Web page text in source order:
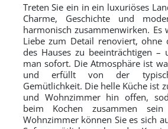
Treten Sie ein in ein luxuriöses
Charme, Geschichte und
harmonisch zusammenwirken. Es
Liebe zum Detail renoviert, ohne
des Hauses zu beeinträchtigen –
man sofort. Die Atmosphäre ist
und erfüllt von der
Gemütlichkeit. Die helle Küche ist
und Wohnzimmer hin offen,
beim Kochen zusammen
Wohnzimmer können Sie es sich